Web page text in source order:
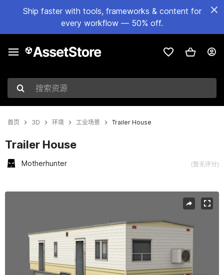
Ship faster with tools, frameworks & content for
every workflow — 50% off.
搜索资源
首页 3D 环境 工业场景 Trailer House
Trailer House
Motherhunter (暂无评分)